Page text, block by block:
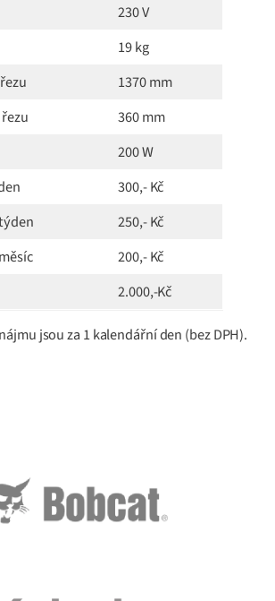
230 V
19 kg
1370 mm
360 mm
200 W
300,- Kč
250,- Kč
200,- Kč
2.000,-Kč
jsou za 1 kalendářní den (bez DPH).